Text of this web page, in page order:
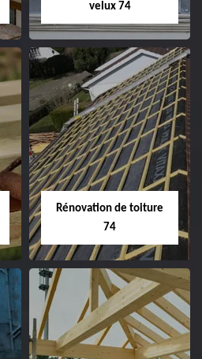
velux 74
Rénovation de toiture
74